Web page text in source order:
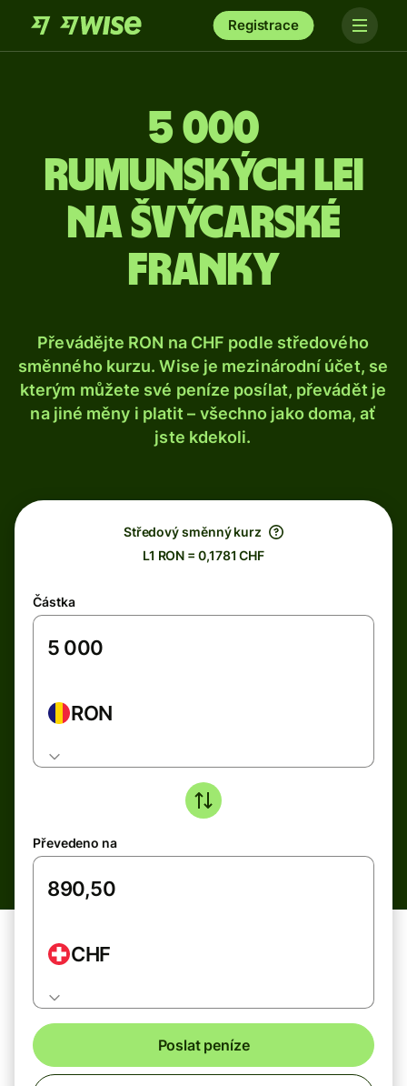
Registrace
5 000
rumunských lei
na švýcarské
franky
Převádějte RON na CHF podle středového
směnného kurzu. Wise je mezinárodní účet, se
kterým můžete své peníze posílat, převádět je
na jiné měny i platit – všechno jako doma, ať
jste kdekoli.
Středový směnný kurz
L1 RON = 0,1781 CHF
Částka
RON
Převedeno na
CHF
Poslat peníze